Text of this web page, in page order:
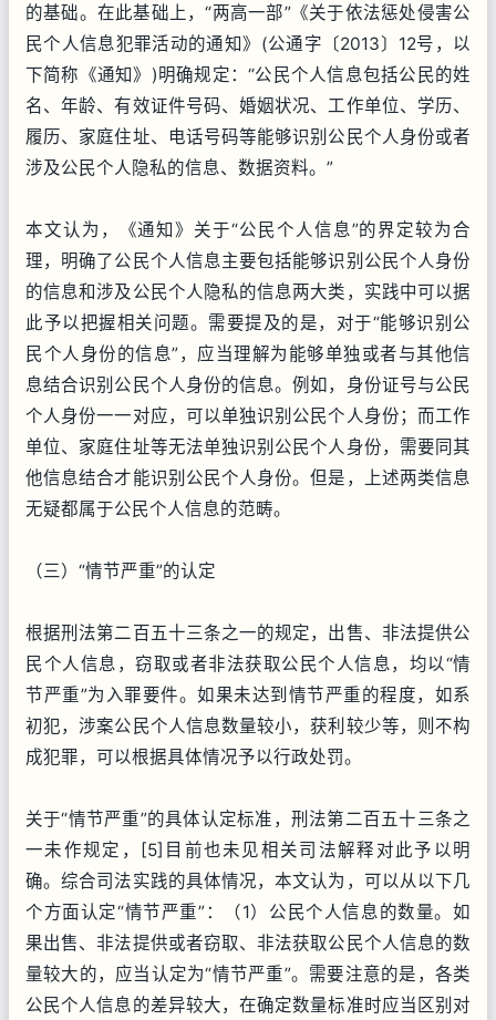
的基础。在此基础上，“两高一部”《关于依法惩处侵害公
民个人信息犯罪活动的通知》(公通字〔2013〕12号，以
下简称《通知》)明确规定：“公民个人信息包括公民的姓
名、年龄、有效证件号码、婚姻状况、工作单位、学历、
履历、家庭住址、电话号码等能够识别公民个人身份或者
涉及公民个人隐私的信息、数据资料。”
本文认为，《通知》关于“公民个人信息”的界定较为合
理，明确了公民个人信息主要包括能够识别公民个人身份
的信息和涉及公民个人隐私的信息两大类，实践中可以据
此予以把握相关问题。需要提及的是，对于“能够识别公
民个人身份的信息”，应当理解为能够单独或者与其他信
息结合识别公民个人身份的信息。例如，身份证号与公民
个人身份一一对应，可以单独识别公民个人身份；而工作
单位、家庭住址等无法单独识别公民个人身份，需要同其
他信息结合才能识别公民个人身份。但是，上述两类信息
无疑都属于公民个人信息的范畴。
（三）“情节严重”的认定
根据刑法第二百五十三条之一的规定，出售、非法提供公
民个人信息，窃取或者非法获取公民个人信息，均以“情
节严重”为入罪要件。如果未达到情节严重的程度，如系
初犯，涉案公民个人信息数量较小，获利较少等，则不构
成犯罪，可以根据具体情况予以行政处罚。
关于“情节严重”的具体认定标准，刑法第二百五十三条之
一未作规定，[5]目前也未见相关司法解释对此予以明
确。综合司法实践的具体情况，本文认为，可以从以下几
个方面认定“情节严重”：（1）公民个人信息的数量。如
果出售、非法提供或者窃取、非法获取公民个人信息的数
量较大的，应当认定为“情节严重”。需要注意的是，各类
公民个人信息的差异较大，在确定数量标准时应当区别对